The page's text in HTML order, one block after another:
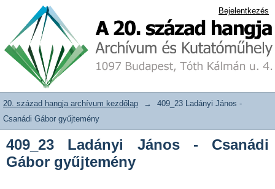
409_23 Ladányi János - Csanádi Gábor
gyűjtemény
20. század hangja archívum adattár Bejelentkezés
20. század hangja archívum kezdőlap →
409_23 Ladányi János -
Csanádi Gábor gyűjtemény
409_23 Ladányi János - Csanádi
Gábor gyűjtemény